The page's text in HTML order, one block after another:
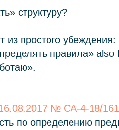
структуру?
из простого
правила»
№ СА‑4‑18/
по определению